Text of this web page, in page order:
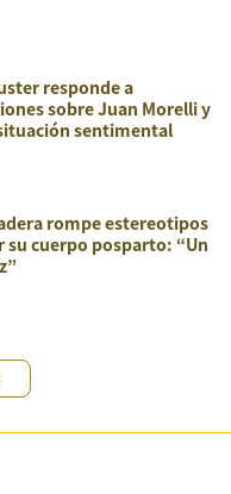
responde a
sobre Juan Morelli y
sentimental
rompe estereotipos
su cuerpo posparto: “Un